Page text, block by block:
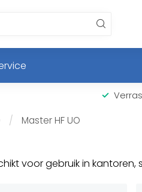
/ Master HF UO
voor gebruik in